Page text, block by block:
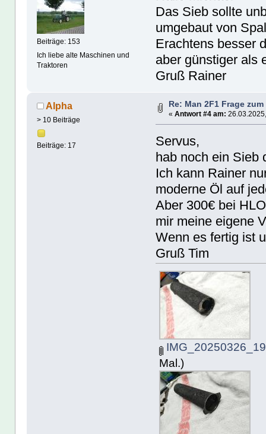
Beiträge: 153
Ich liebe alte Maschinen und
Traktoren
Das Sieb sollte
umgebaut von
Erachtens besser
aber günstiger als
Gruß Rainer
Alpha
> 10 Beiträge
Beiträge: 17
Re: Man 2F1 Frage
« Antwort #4 am:
Servus,
hab noch ein Sieb
Ich kann Rainer
moderne Öl auf
Aber 300€ bei
mir meine eigene
Wenn es fertig ist
Gruß Tim
Mal.)